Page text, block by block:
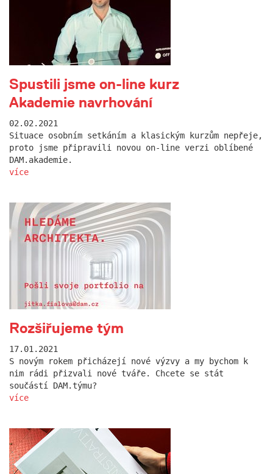
Spustili jsme on-line kurz
Akademie navrhování
02.02.2021
Situace osobním setkáním a klasickým kurzům nepřeje,
proto jsme připravili novou on-line verzi oblíbené
DAM.akademie.
více
Rozšiřujeme tým
17.01.2021
S novým rokem přicházejí nové výzvy a my bychom k
nim rádi přizvali nové tváře. Chcete se stát
součástí DAM.týmu?
více